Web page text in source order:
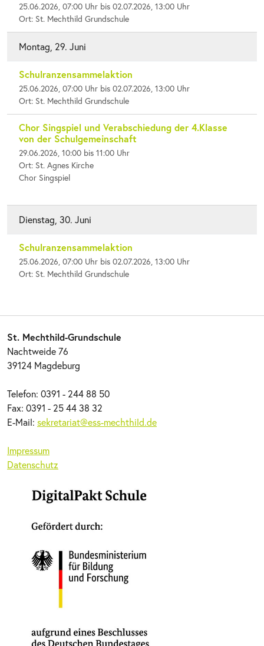
25.06.2026, 07:00 Uhr bis 02.07.2026, 13:00 Uhr
Ort: St. Mechthild Grundschule
Montag, 29. Juni
Schulranzensammelaktion
25.06.2026, 07:00 Uhr bis 02.07.2026, 13:00 Uhr
Ort: St. Mechthild Grundschule
Chor Singspiel und Verabschiedung der 4.Klasse
von der Schulgemeinschaft
29.06.2026, 10:00 bis 11:00 Uhr
Ort: St. Agnes Kirche
Chor Singspiel
Dienstag, 30. Juni
Schulranzensammelaktion
25.06.2026, 07:00 Uhr bis 02.07.2026, 13:00 Uhr
Ort: St. Mechthild Grundschule
St. Mechthild-Grundschule
Nachtweide 76
39124 Magdeburg
Telefon: 0391 - 244 88 50
Fax: 0391 - 25 44 38 32
E-Mail: sekretariat@ess-mechthild.de
Impressum
Datenschutz